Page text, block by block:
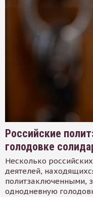
Российские
голодовке
Несколько
деятелей,
политзаключенными,
однодневную